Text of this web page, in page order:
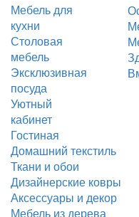
Мебель для
кухни
Столовая
мебель
Эксклюзивная
посуда
Уютный
кабинет
Гостиная
Домашний текстиль
Ткани и обои
Дизайнерские ковры
Аксессуары и декор
Мебель из дерева